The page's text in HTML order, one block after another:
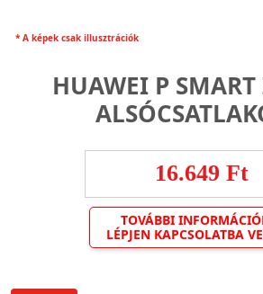
* A képek csak illusztrációk
HUAWEI P SMART
16.649 Ft
TOVÁBBI
LÉPJEN KAPCSOLATBA